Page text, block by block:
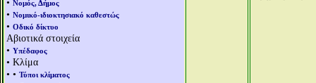
Νομός, Δήμος
• Νομικό-ιδιοκτησιακό καθεστώς
• Οδικό δίκτυο
Αβιοτικά στοιχεία
• Υπέδαφος
• Κλίμα
• • Τύποι κλίματος